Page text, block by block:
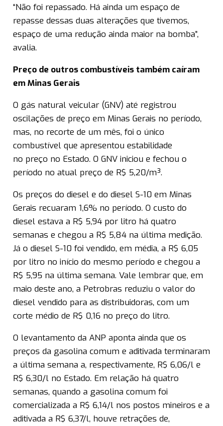
“Não foi repassado. Há ainda um espaço de
repasse dessas duas alterações que tivemos,
espaço de uma redução ainda maior na bomba”,
avalia.
Preço de outros combustíveis também caíram
em Minas Gerais
O gás natural veicular (GNV) até registrou
oscilações de preço em Minas Gerais no período,
mas, no recorte de um mês, foi o único
combustível que apresentou estabilidade
no preço no Estado. O GNV iniciou e fechou o
período no atual preço de R$ 5,20/m³.
Os preços do diesel e do diesel S-10 em Minas
Gerais recuaram 1,6% no período. O custo do
diesel estava a R$ 5,94 por litro há quatro
semanas e chegou a R$ 5,84 na última medição.
Já o diesel S-10 foi vendido, em média, a R$ 6,05
por litro no início do mesmo período e chegou a
R$ 5,95 na última semana. Vale lembrar que, em
maio deste ano, a Petrobras reduziu o valor do
diesel vendido para as distribuidoras, com um
corte médio de R$ 0,16 no preço do litro.
O levantamento da ANP aponta ainda que os
preços da gasolina comum e aditivada terminaram
a última semana a, respectivamente, R$ 6,06/l e
R$ 6,30/l no Estado. Em relação há quatro
semanas, quando a gasolina comum foi
comercializada a R$ 6,14/l nos postos mineiros e a
aditivada a R$ 6,37/l, houve retrações de,